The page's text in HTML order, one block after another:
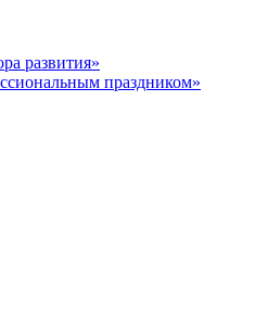
развития»
праздником»